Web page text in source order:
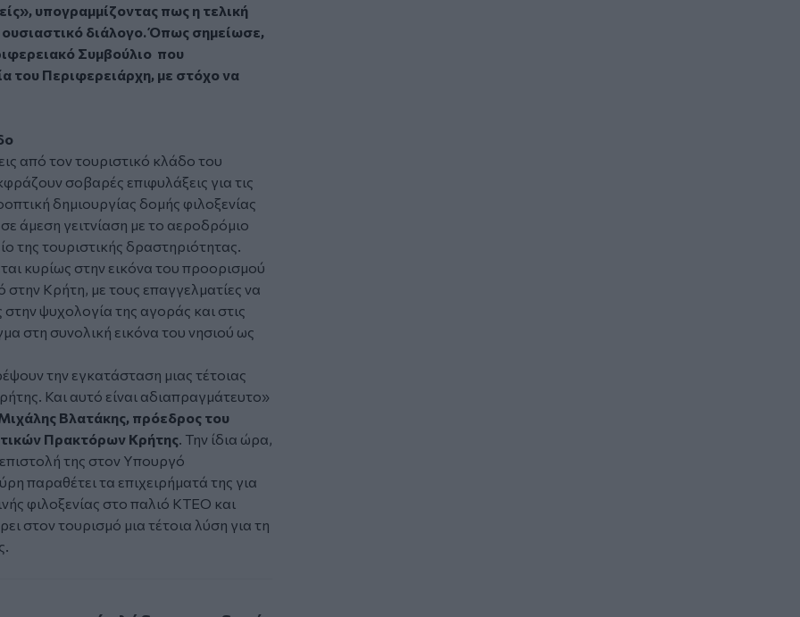
υπογραμμίζοντας πως η τελική
διάλογο. Όπως σημείωσε,
Συμβούλιο που
του Περιφερειάρχη, με στόχο να
από τον τουριστικό κλάδο του
σοβαρές επιφυλάξεις για τις
δημιουργίας δομής φιλοξενίας
άμεση γειτνίαση με το αεροδρόμιο
της τουριστικής δραστηριότητας.
κυρίως στην εικόνα του προορισμού
στην Κρήτη, με τους επαγγελματίες να
ψυχολογία της αγοράς και στις
στη συνολική εικόνα του νησιού ως
την εγκατάσταση μιας τέτοιας
Και αυτό είναι αδιαπραγμάτευτο»
Βλατάκης, πρόεδρος του
Πρακτόρων Κρήτης. Την ίδια ώρα,
επιστολή της στον Υπουργό
παραθέτει τα επιχειρήματά της για
φιλοξενίας στο παλιό ΚΤΕΟ και
στον τουρισμό μια τέτοια λύση για τη
κλάδο για τη δομή μεταναστών στο παλιό ΚΤΕΟ